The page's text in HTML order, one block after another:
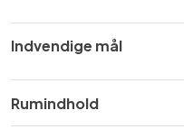
Indvendige mål​
Rumindhold